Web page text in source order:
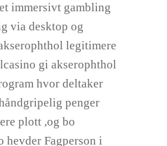
immersivt gambling
via desktop og
legitimere
gi akserophthol
hvor deltaker
penger
plott ,og bo
hevder Fagperson i